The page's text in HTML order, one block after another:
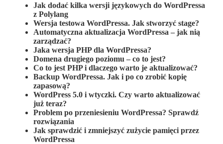
Jak dodać kilka wersji językowych do WordPressa
z Polylang
Wersja testowa WordPressa. Jak stworzyć stage?
Automatyczna aktualizacja WordPressa – jak nią
zarządzać?
Jaka wersja PHP dla WordPressa?
Domena drugiego poziomu – co to jest?
Co to jest PHP i dlaczego warto je aktualizować?
Backup WordPressa. Jak i po co zrobić kopię
zapasową?
WordPress 5.0 i wtyczki. Czy warto aktualizować
już teraz?
Problem po przeniesieniu WordPressa? Sprawdź
rozwiązania
Jak sprawdzić i zmniejszyć zużycie pamięci przez
WordPressa